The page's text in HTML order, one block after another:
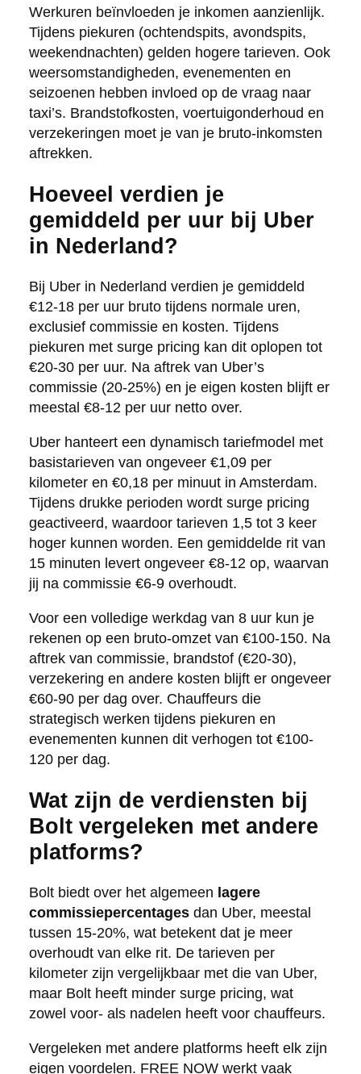
Werkuren beïnvloeden je inkomen aanzienlijk.
Tijdens piekuren (ochtendspits, avondspits,
weekendnachten) gelden hogere tarieven. Ook
weersomstandigheden, evenementen en
seizoenen hebben invloed op de vraag naar
taxi’s. Brandstofkosten, voertuigonderhoud en
verzekeringen moet je van je bruto-inkomsten
aftrekken.
Hoeveel verdien je
gemiddeld per uur bij Uber
in Nederland?
Bij Uber in Nederland verdien je gemiddeld
€12-18 per uur bruto tijdens normale uren,
exclusief commissie en kosten. Tijdens
piekuren met surge pricing kan dit oplopen tot
€20-30 per uur. Na aftrek van Uber’s
commissie (20-25%) en je eigen kosten blijft er
meestal €8-12 per uur netto over.
Uber hanteert een dynamisch tariefmodel met
basistarieven van ongeveer €1,09 per
kilometer en €0,18 per minuut in Amsterdam.
Tijdens drukke perioden wordt surge pricing
geactiveerd, waardoor tarieven 1,5 tot 3 keer
hoger kunnen worden. Een gemiddelde rit van
15 minuten levert ongeveer €8-12 op, waarvan
jij na commissie €6-9 overhoudt.
Voor een volledige werkdag van 8 uur kun je
rekenen op een bruto-omzet van €100-150. Na
aftrek van commissie, brandstof (€20-30),
verzekering en andere kosten blijft er ongeveer
€60-90 per dag over. Chauffeurs die
strategisch werken tijdens piekuren en
evenementen kunnen dit verhogen tot €100-
120 per dag.
Wat zijn de verdiensten bij
Bolt vergeleken met andere
platforms?
Bolt biedt over het algemeen lagere
commissiepercentagesdan Uber, meestal
tussen 15-20%, wat betekent dat je meer
overhoudt van elke rit. De tarieven per
kilometer zijn vergelijkbaar met die van Uber,
maar Bolt heeft minder surge pricing, wat
zowel voor- als nadelen heeft voor chauffeurs.
Vergeleken met andere platforms heeft elk zijn
eigen voordelen. FREE NOW werkt vaak